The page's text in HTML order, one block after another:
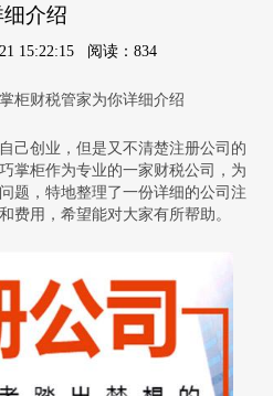
细介绍
15:22:15 阅读：834
柜财税管家为你详细介绍
己创业，但是又不清楚注册公司的
掌柜作为专业的一家财税公司，为
题，特地整理了一份详细的公司注
费用，希望能对大家有所帮助。